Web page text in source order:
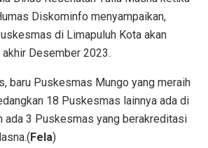
Diskominfo menyampaikan,
di Limapuluh Kota akan
Desember 2023.
baru Puskesmas Mungo yang meraih
18 Puskesmas lainnya ada di
ada 3 Puskesmas yang berakreditasi
Fela)